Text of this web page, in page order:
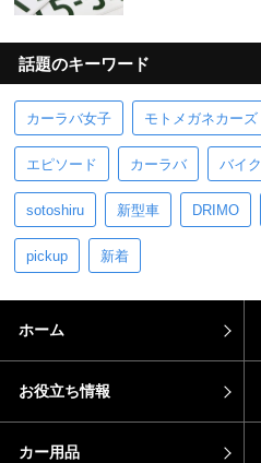
話題のキーワード
カーラバ女子 モトメガネカーズ
エピソード カーラバ バイク
sotoshiru 新型車 DRIMO
pickup 新着
ホーム
お役立ち情報
カー用品